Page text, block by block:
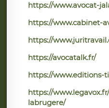
https://www.avocat-
https://www.cabinet-
https://
https://avocatalk.fr/
https://www.editions-
https://
labrugere/